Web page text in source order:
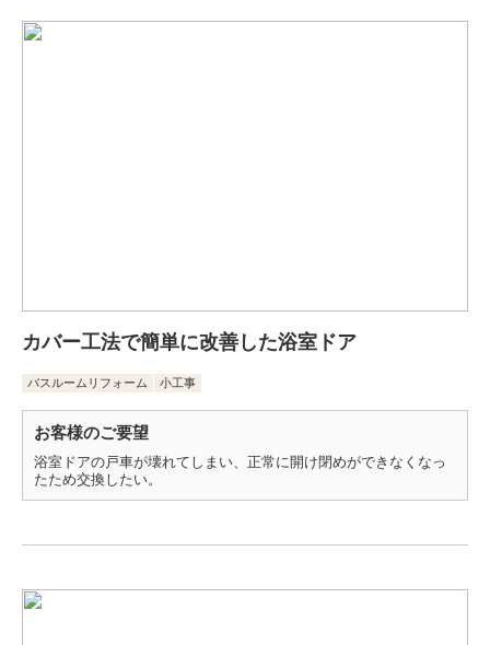
カバー工法で簡単に改善した浴室ドア
バスルームリフォーム 小工事
お客様のご要望
浴室ドアの戸車が壊れてしまい、正常に開け閉めができなくなっ
たため交換したい。